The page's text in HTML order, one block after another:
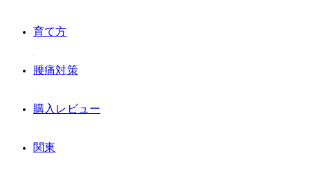
#育て方
#腰痛対策
#購入レビュー
#関東